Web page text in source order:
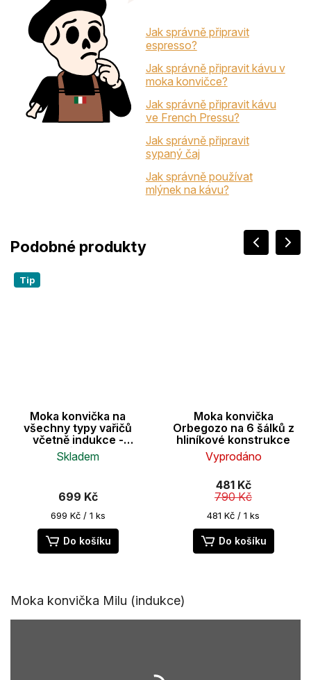
Jak správně připravit
espresso?
Jak správně připravit kávu v
moka konvičce?
Jak správně připravit kávu
ve French Pressu?
Jak správně připravit
sypaný čaj
Jak správně používat
mlýnek na kávu?
Tip
Moka konvička na
všechny typy vařičů
včetně indukce -
nerezová ocel - na 6
šálků(300ml) - černé
Skladem
699 Kč
Měrná
cena:
699 Kč / 1 ks
Do košíku
Moka konvička
Orbegozo na 6 šálků z
hliníkové konstrukce
Vyprodáno
481 Kč
790 Kč
Měrná
cena:
481 Kč / 1 ks
Do košíku
Moka konvička Milu (indukce)